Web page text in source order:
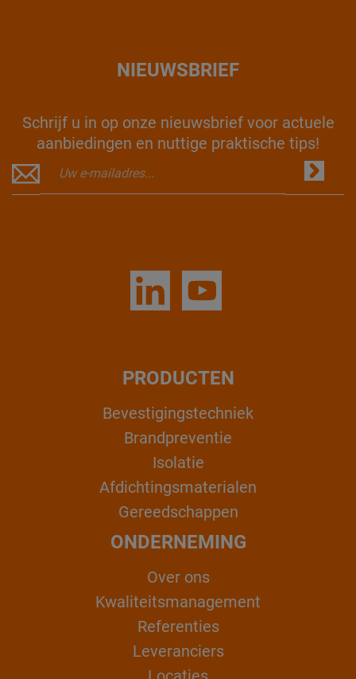
NIEUWSBRIEF
Schrijf u in op onze nieuwsbrief voor actuele
aanbiedingen en nuttige praktische tips!
PRODUCTEN
Bevestigingstechniek
Brandpreventie
Isolatie
Afdichtingsmaterialen
Gereedschappen
ONDERNEMING
Over ons
Kwaliteitsmanagement
Referenties
Leveranciers